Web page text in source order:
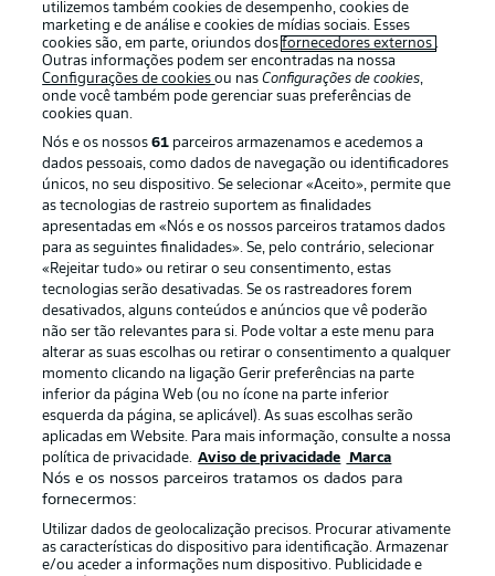
Oferecido por
Publicidade Avisos legais
Gerir preferências Aviso de privacidade
Trabalhe conosco
Marca Contato
Jogadores
utilizemos também cookies de desempenho, cookies de
marketing e de análise e cookies de mídias sociais. Esses
cookies são, em parte, oriundos dosfornecedores externos .
Outras informações podem ser encontradas na nossa
Configurações de cookiesou nasConfigurações de cookies,
onde você também pode gerenciar suas preferências de
cookies quan.
Nós e os nossos61 parceiros armazenamos e acedemos a
dados pessoais, como dados de navegação ou identificadores
únicos, no seu dispositivo. Se selecionar «Aceito», permite que
as tecnologias de rastreio suportem as finalidades
apresentadas em «Nós e os nossos parceiros tratamos dados
para as seguintes finalidades». Se, pelo contrário, selecionar
«Rejeitar tudo» ou retirar o seu consentimento, estas
tecnologias serão desativadas. Se os rastreadores forem
desativados, alguns conteúdos e anúncios que vê poderão
não ser tão relevantes para si. Pode voltar a este menu para
alterar as suas escolhas ou retirar o consentimento a qualquer
momento clicando na ligação Gerir preferências na parte
inferior da página Web (ou no ícone na parte inferior
esquerda da página, se aplicável). As suas escolhas serão
aplicadas em Website. Para mais informação, consulte a nossa
política de privacidade. Aviso de privacidade Marca
Nós e os nossos parceiros tratamos os dados para
fornecermos:
Utilizar dados de geolocalização precisos. Procurar ativamente
as características do dispositivo para identificação. Armazenar
e/ou aceder a informações num dispositivo. Publicidade e